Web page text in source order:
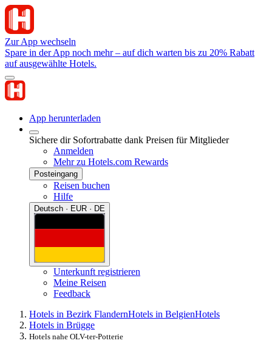
Zur App wechseln
Spare in der App noch mehr – auf dich warten bis zu 20% Rabatt
auf ausgewählte Hotels.
App herunterladen
Sichere dir Sofortrabatte dank Preisen für Mitglieder
Anmelden
Mehr zu Hotels.com Rewards
Posteingang
Reisen buchen
Hilfe
Deutsch · EUR · DE
Unterkunft registrieren
Meine Reisen
Feedback
Hotels in Bezirk FlandernHotels in BelgienHotels
Hotels in Brügge
Hotels nahe OLV-ter-Potterie